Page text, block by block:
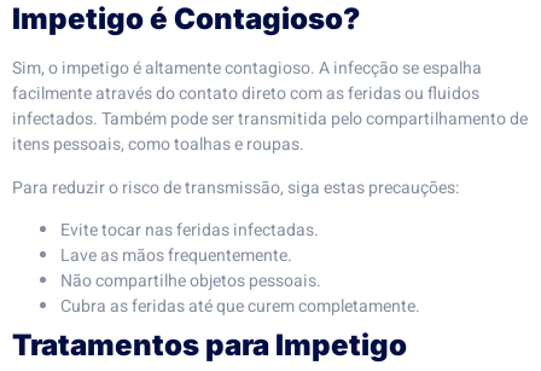
Impetigo é Contagioso?
Sim, o impetigo é altamente contagioso. A infecção se espalha
facilmente através do contato direto com as feridas ou fluidos
infectados. Também pode ser transmitida pelo compartilhamento de
itens pessoais, como toalhas e roupas.
Para reduzir o risco de transmissão, siga estas precauções:
Evite tocar nas feridas infectadas.
Lave as mãos frequentemente.
Não compartilhe objetos pessoais.
Cubra as feridas até que curem completamente.
Tratamentos para Impetigo